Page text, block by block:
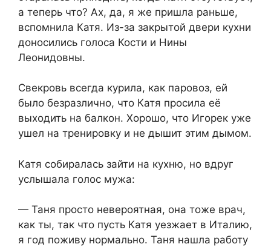
а теперь что? Ах, да, я же пришла раньше,
вспомнила Катя. Из-за закрытой двери кухни
доносились голоса Кости и Нины
Леонидовны.
Свекровь всегда курила, как паровоз, ей
было безразлично, что Катя просила её
выходить на балкон. Хорошо, что Игорек уже
ушел на тренировку и не дышит этим дымом.
Катя собиралась зайти на кухню, но вдруг
услышала голос мужа:
— Таня просто невероятная, она тоже врач,
как ты, так что пусть Катя уезжает в Италию,
я год поживу нормально. Таня нашла работу